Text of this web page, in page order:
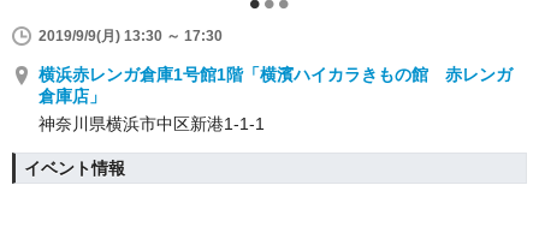
2019/9/9(月) 13:30 ～ 17:30
横浜赤レンガ倉庫1号館1階「横濱ハイカラきもの館 赤レンガ
倉庫店」
神奈川県横浜市中区新港1-1-1
イベント情報